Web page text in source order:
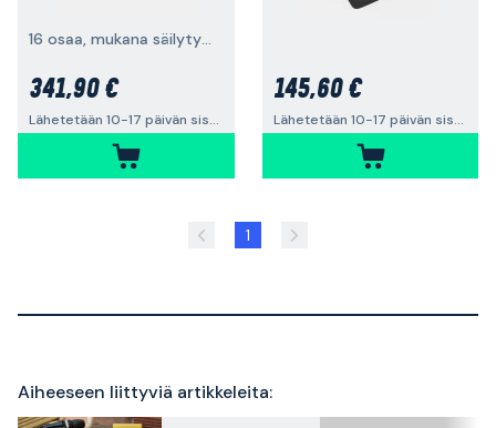
16 osaa, mukana säilytyspakkaus
341,90 €
Lähetetään 10-17 päivän sisällä
145,60 €
Lähetetään 10-17 päivän sisällä
1
Aiheeseen liittyviä artikkeleita: